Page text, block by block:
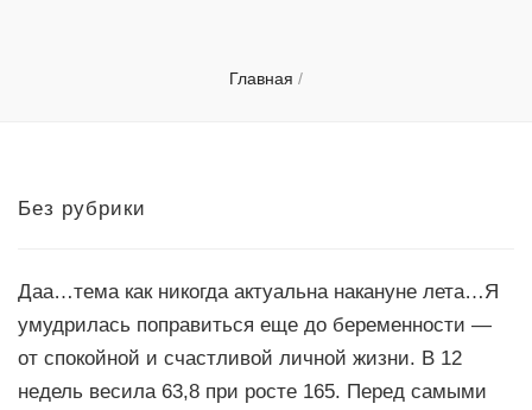
Главная /
Без рубрики
Даа…тема как никогда актуальна накануне лета…Я
умудрилась поправиться еще до беременности —
от спокойной и счастливой личной жизни. В 12
недель весила 63,8 при росте 165. Перед самыми